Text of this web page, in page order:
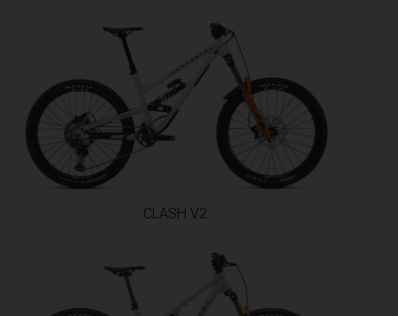
Aforika
CLASH V2